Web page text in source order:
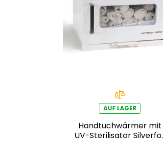
AUF LAGER
Handtuchwärmer mit
UV-Sterilisator